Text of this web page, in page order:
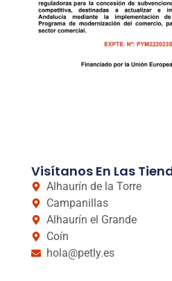
Visítanos En Las
Alhaurín de la Torre
Campanillas
Alhaurín el Grande
Coín
hola@petly.es